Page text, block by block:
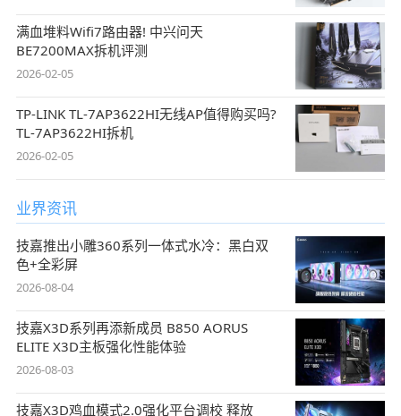
满血堆料Wifi7路由器! 中兴问天
BE7200MAX拆机评测
2026-02-05
TP-LINK TL-7AP3622HI无线AP值得购买吗?
TL-7AP3622HI拆机
2026-02-05
业界资讯
技嘉推出小雕360系列一体式水冷：黑白双
色+全彩屏
2026-08-04
技嘉X3D系列再添新成员 B850 AORUS
ELITE X3D主板强化性能体验
2026-08-03
技嘉X3D鸡血模式2.0强化平台调校 释放